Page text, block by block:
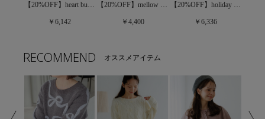
【20%OFF】heart button cardigan～ﾊｰﾄﾎﾞﾀﾝｶｰﾃﾞｨｶﾞﾝ
￥6,142
【20%OFF】mellow rib turtle～ﾒﾛｳﾘﾌﾞﾀｰﾄﾙ
￥4,400
【20%OFF】holiday spangle knit～ﾎﾘﾃﾞｰｽﾊﾟﾝｸﾞﾙﾆｯﾄ
￥6,336
RECOMMEND オススメアイテム